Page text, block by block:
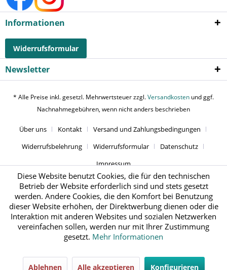
Informationen
Widerrufsformular
Newsletter
* Alle Preise inkl. gesetzl. Mehrwertsteuer zzgl.Versandkosten und ggf.
Nachnahmegebühren, wenn nicht anders beschrieben
Über uns Kontakt
Versand und Zahlungsbedingungen
Widerrufsbelehrung
Widerrufsformular
Datenschutz
Impressum
Diese Website benutzt Cookies, die für den technischen
Betrieb der Website erforderlich sind und stets gesetzt
werden. Andere Cookies, die den Komfort bei Benutzung
dieser Website erhöhen, der Direktwerbung dienen oder die
Interaktion mit anderen Websites und sozialen Netzwerken
vereinfachen sollen, werden nur mit Ihrer Zustimmung
gesetzt. Mehr Informationen
Ablehnen Alle akzeptieren Konfigurieren